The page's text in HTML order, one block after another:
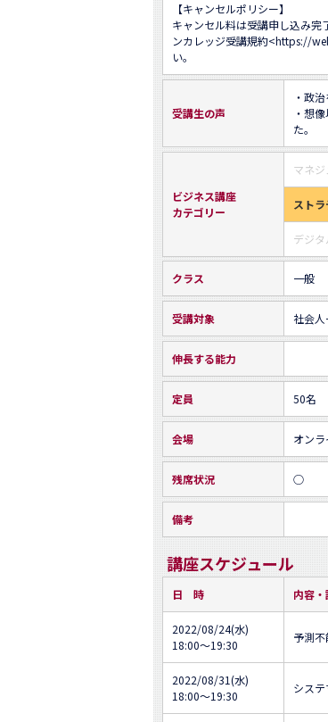
【キャンセルポリシー】
キャンセル料は受講申し込み完
ンカレッジ受講規約<https://
い。
受講生の声
・政
・想
た。
ビジネス講座
カテゴリー
マネジ
スト
デジタ
クラス 一般
受講対象 社会
伸長する能力
定員 50名
会場 オンラ
残席状況 ○
備考
講座スケジュール
日 時 内容
2022/08/24(水)
18:00～19:30
予測
2022/08/31(水)
18:00～19:30
シス